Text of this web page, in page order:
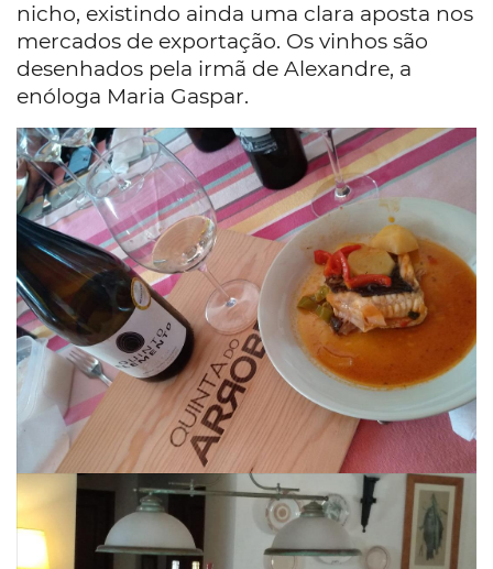
nicho, existindo ainda uma clara aposta nos
mercados de exportação. Os vinhos são
desenhados pela irmã de Alexandre, a
enóloga Maria Gaspar.